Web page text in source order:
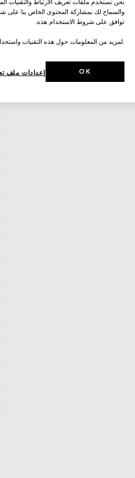
نحن نستخدم ملفات تعريف الارتباط والتقنيات
والسماح لك بمشاركة المحتوى الخاص بنا على
توافق على شروط الاستخدام هذه.
.لمزيد من المعلومات حول هذه التقنيات
إعدادات ملف OK